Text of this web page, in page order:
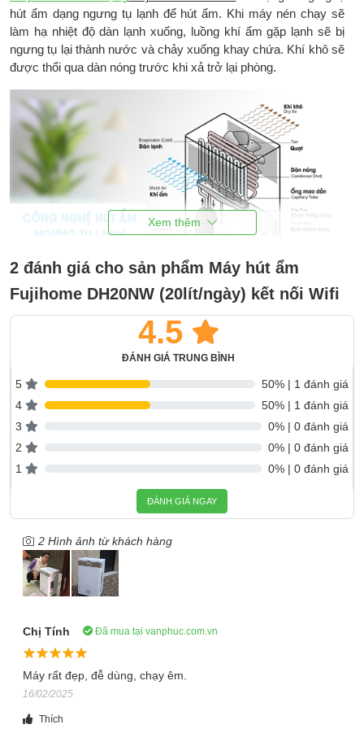
hút ẩm dạng ngưng tụ lạnh để hút ẩm. Khi máy nén chạy sẽ
làm hạ nhiệt độ dàn lạnh xuống, luồng khí ẩm gặp lạnh sẽ bị
ngưng tụ lại thành nước và chảy xuống khay chứa. Khí khô sẽ
được thổi qua dàn nóng trước khi xả trở lại phòng.
Khí thổi ra sẽ là khí khô và hơi ấm. Bên trong máy còn có các
sensorcảm biến nhiệt ẩm giúp máy chạy tự động kiểm soát
độ ẩm trong phòng luôn quanh mức cài đặt.
nhắt khi độ ẩm xuống thấp và tự chạy trở lại khi độ ẩm phòng
tăng cao.
Fujihome DH20NW chạy êm, tiết kiệm điện
Khi hoạt động, độ ồn của 38dB đến41dB,
êm hơn nhiều so với một chiếc quạt điện thông thường. Với độ
ồn thấp, máy có thể sử dụng cho phòng ngủ, phòng đọc sách,
văn phòng làm việc, công sở.
2 đánh giá cho sản phẩm Máy hút ẩm
Fujihome DH20NW (20lít/ngày) kết nối Wifi
4.5
ĐÁNH GIÁ TRUNG BÌNH
5
50% | 1 đánh giá
4
50% | 1 đánh giá
3
0% | 0 đánh giá
2
0% | 0 đánh giá
1
0% | 0 đánh giá
ĐÁNH GIÁ NGAY
2 Hình ảnh từ khách hàng
Chị Tính Đã mua tại vanphuc.com.vn
Máy rất đẹp, đễ dùng, chạy êm.
16/02/2025
Thích